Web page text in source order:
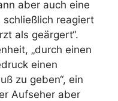
aber auch eine
schließlich reagiert
als geärgert“.
„durch einen
einen
zu geben“, ein
Aufseher aber